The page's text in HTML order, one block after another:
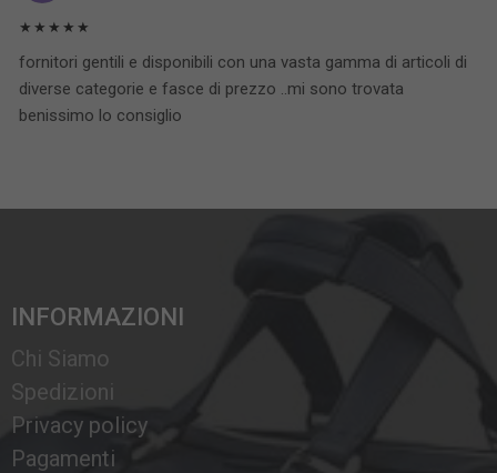
★★★★★
fornitori gentili e disponibili con una vasta gamma di articoli di
diverse categorie e fasce di prezzo ..mi sono trovata
benissimo lo consiglio
INFORMAZIONI
Chi Siamo
Spedizioni
Privacy policy
Pagamenti